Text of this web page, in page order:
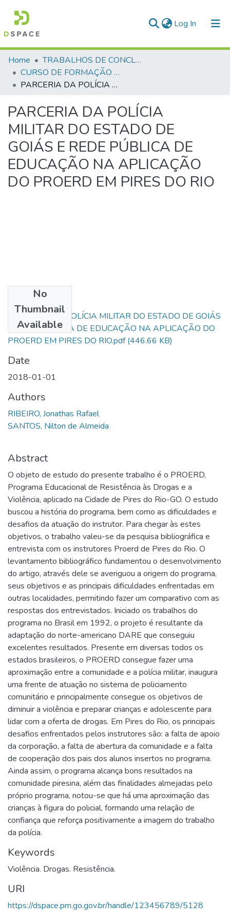
Log In (current)
Communities & Collections
All of DSpace
Home
TRABALHOS DE CONCLUSÃO DE CURSO - CFP (CURSO DE FORMAÇÃO DE PRAÇAS)
CURSO DE FORMAÇÃO DE PRAÇAS - CFP - 2018
PARCERIA DA POLÍCIA MILITAR DO ESTADO DE GOIÁS E REDE PÚBLICA DE EDUCAÇÃO NA APLICAÇÃO DO PROERD EM PIRES DO RIO
PARCERIA DA POLÍCIA
MILITAR DO ESTADO DE
GOIÁS E REDE PÚBLICA DE
EDUCAÇÃO NA APLICAÇÃO
DO PROERD EM PIRES DO RIO
No
Thumbnail
Available
PARCERIA DA POLÍCIA MILITAR DO ESTADO DE GOIÁS
E REDE PÚBLICA DE EDUCAÇÃO NA APLICAÇÃO DO
PROERD EM PIRES DO RIO.pdf(446.66 KB)
Date
2018-01-01
Authors
RIBEIRO, Jonathas Rafael
SANTOS, Nilton de Almeida
Abstract
O objeto de estudo do presente trabalho é o PROERD,
Programa Educacional de Resistência às Drogas e a
Violência, aplicado na Cidade de Pires do Rio-GO. O estudo
buscou a história do programa, bem como as dificuldades e
desafios da atuação do instrutor. Para chegar às estes
objetivos, o trabalho valeu-se da pesquisa bibliográfica e
entrevista com os instrutores Proerd de Pires do Rio. O
levantamento bibliográfico fundamentou o desenvolvimento
do artigo, através dele se averiguou a origem do programa,
seus objetivos e as principais dificuldades enfrentadas em
outras localidades, permitindo fazer um comparativo com as
respostas dos entrevistados. Iniciado os trabalhos do
programa no Brasil em 1992, o projeto é resultante da
adaptação do norte-americano DARE que conseguiu
excelentes resultados. Presente em diversas todos os
estados brasileiros, o PROERD consegue fazer uma
aproximação entre a comunidade e a polícia militar, inaugura
uma frente de atuação no sistema de policiamento
comunitário e principalmente consegue os objetivos de
diminuir a violência e preparar crianças e adolescente para
lidar com a oferta de drogas. Em Pires do Rio, os principais
desafios enfrentados pelos instrutores são: a falta de apoio
da corporação, a falta de abertura da comunidade e a falta
de cooperação dos pais dos alunos insertos no programa.
Ainda assim, o programa alcança bons resultados na
comunidade piresina, além das finalidades almejadas pelo
próprio programa, notou-se que há uma aproximação das
crianças à figura do policial, formando uma relação de
confiança que reforça positivamente a imagem do trabalho
da polícia.
Keywords
Violência. Drogas. Resistência.
URI
https://dspace.pm.go.gov.br/handle/123456789/5128